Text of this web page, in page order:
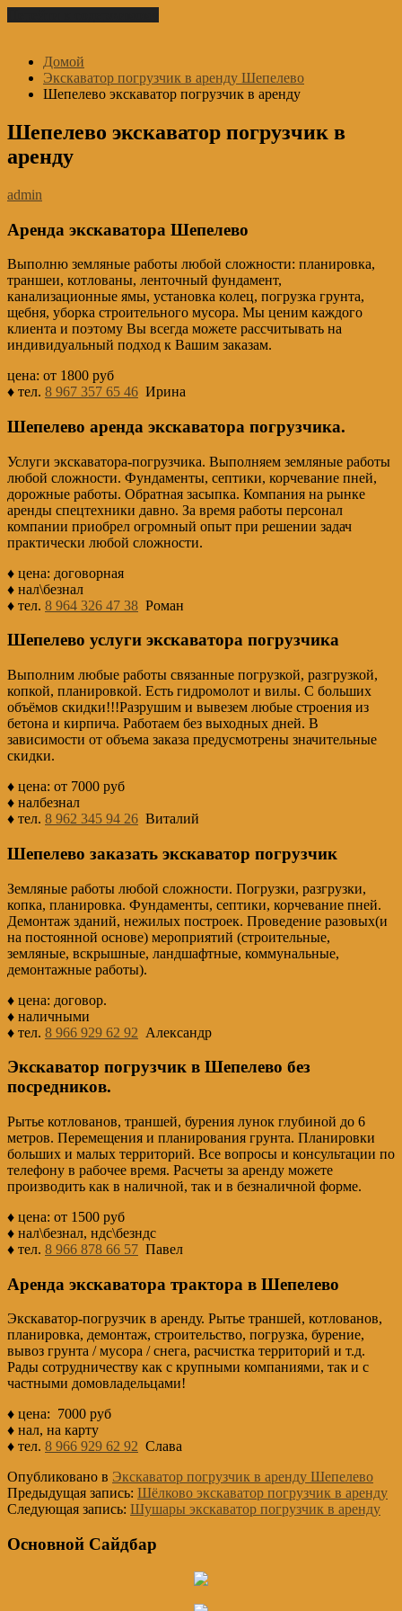
Домой
Экскаватор погрузчик в аренду Шепелево
Шепелево экскаватор погрузчик в аренду
Шепелево экскаватор погрузчик в
аренду
admin
Аренда экскаватора Шепелево
Выполню земляные работы любой сложности: планировка,
траншеи, котлованы, ленточный фундамент,
канализационные ямы, установка колец, погрузка грунта,
щебня, уборка строительного мусора. Мы ценим каждого
клиента и поэтому Вы всегда можете рассчитывать на
индивидуальный подход к Вашим заказам.
цена: от 1800 руб
♦ тел. 8 967 357 65 46 Ирина
Шепелево аренда экскаватора погрузчика.
Услуги экскаватора-погрузчика. Выполняем земляные работы
любой сложности. Фундаменты, септики, корчевание пней,
дорожные работы. Обратная засыпка. Компания на рынке
аренды спецтехники давно. За время работы персонал
компании приобрел огромный опыт при решении задач
практически любой сложности.
♦ цена: договорная
♦ нал\безнал
♦ тел. 8 964 326 47 38 Роман
Шепелево услуги экскаватора погрузчика
Выполним любые работы связанные погрузкой, разгрузкой,
копкой, планировкой. Есть гидромолот и вилы. С больших
объёмов скидки!!!Разрушим и вывезем любые строения из
бетона и кирпича. Работаем без выходных дней. В
зависимости от объема заказа предусмотрены значительные
скидки.
♦ цена: от 7000 руб
♦ налбезнал
♦ тел. 8 962 345 94 26 Виталий
Шепелево заказать экскаватор погрузчик
Земляные работы любой сложности. Погрузки, разгрузки,
копка, планировка. Фундаменты, септики, корчевание пней.
Демонтаж зданий, нежилых построек. Проведение разовых(и
на постоянной основе) мероприятий (строительные,
земляные, вскрышные, ландшафтные, коммунальные,
демонтажные работы).
♦ цена: договор.
♦ наличными
♦ тел. 8 966 929 62 92 Александр
Экскаватор погрузчик в Шепелево без
посредников.
Рытье котлованов, траншей, бурения лунок глубиной до 6
метров. Перемещения и планирования грунта. Планировки
больших и малых территорий. Все вопросы и консультации по
телефону в рабочее время. Расчеты за аренду можете
производить как в наличной, так и в безналичной форме.
♦ цена: от 1500 руб
♦ нал\безнал, ндс\безндс
♦ тел. 8 966 878 66 57 Павел
Аренда экскаватора трактора в Шепелево
Экскаватор-погрузчик в аренду. Рытье траншей, котлованов,
планировка, демонтаж, строительство, погрузка, бурение,
вывоз грунта / мусора / снега, расчистка территорий и т.д.
Рады сотрудничеству как с крупными компаниями, так и с
частными домовладельцами!
♦ цена: 7000 руб
♦ нал, на карту
♦ тел. 8 966 929 62 92 Слава
Опубликовано в Экскаватор погрузчик в аренду Шепелево
Предыдущая запись: Шёлково экскаватор погрузчик в аренду
Следующая запись: Шушары экскаватор погрузчик в аренду
Основной Сайдбар